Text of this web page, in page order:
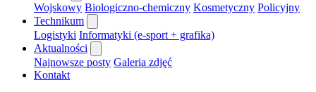
Wojskowy Biologiczno-chemiczny Kosmetyczny Policyjny
Technikum
Logistyki Informatyki (e-sport + grafika)
Aktualności
Najnowsze posty Galeria zdjęć
Kontakt